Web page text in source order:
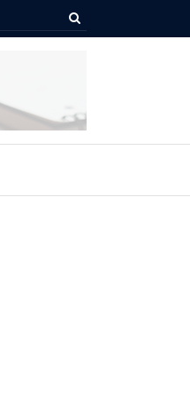
2025 en Guadalajara